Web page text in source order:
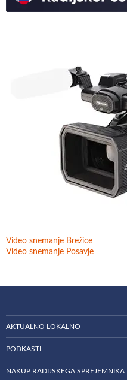
Video snemanje Brežice
Video snemanje Posavje
AKTUALNO LOKALNO
PODKASTI
NAKUP RADIJSKEGA